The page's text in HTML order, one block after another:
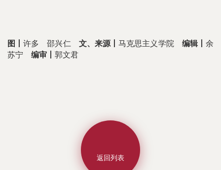
图丨许多 邵兴仁 文、来源丨马克思主义学院 编辑丨余
苏宁 编审丨 郭文君
返回列表